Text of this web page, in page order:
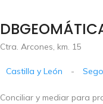
Ctra. Arcones, km. 15
Castilla y León -
Conciliar y mediar para